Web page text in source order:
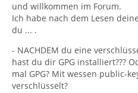
und willkommen im Forum.
Ich habe nach dem Lesen
du ... .
- NACHDEM du eine
hast du dir GPG installiert???
mal GPG? Mit wessen public-
verschlüsselt?